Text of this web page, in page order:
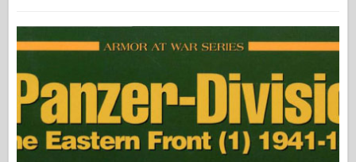
简介中的盔甲
螺母和螺栓
新先锋
鱼鹰模型